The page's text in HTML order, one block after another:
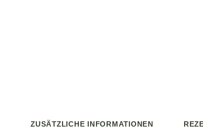
ZUSÄTZLICHE INFORMATIONEN